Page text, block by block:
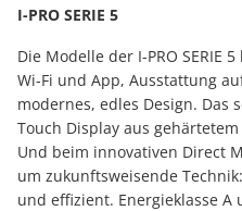
I-PRO SERIE 5
Die Modelle der I-PRO SERIE
Wi-Fi und App, Ausstattung
modernes, edles Design. Das
Touch Display aus
Und beim innovativen Direct
um zukunftsweisende
und effizient. Energieklasse A